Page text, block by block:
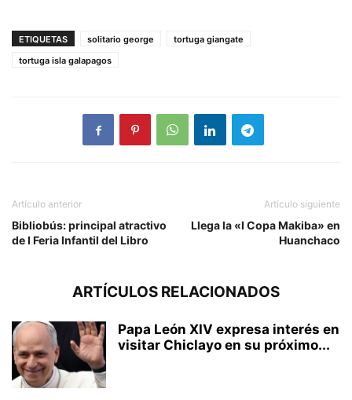
ETIQUETAS solitario george
tortuga giangate
tortuga isla galapagos
Artículo anterior
Bibliobús: principal atractivo
de I Feria Infantil del Libro
Artículo siguiente
Llega la «I Copa Makiba» en
Huanchaco
ARTÍCULOS RELACIONADOS
Papa León XIV expresa interés en
visitar Chiclayo en su próximo...